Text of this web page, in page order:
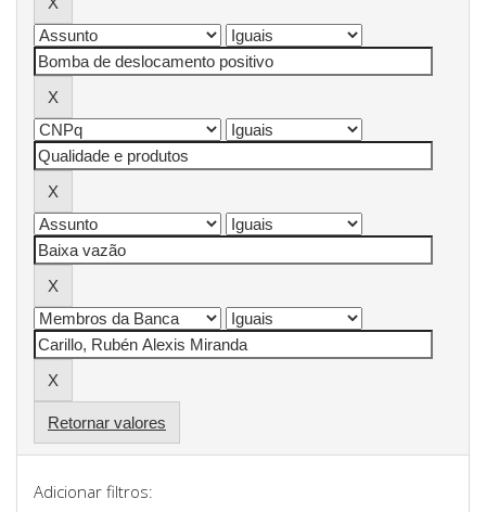
Retornar valores
Adicionar filtros: